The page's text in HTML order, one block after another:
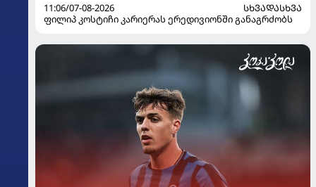
11:06/07-08-2026
ᲡᲮᲕᲐᲓᲐᲡᲮᲕᲐ
ფილიპ კოსტიჩი კარიერას ერედივიონში განაგრძობს